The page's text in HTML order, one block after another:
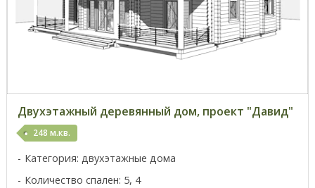
Двухэтажный деревянный дом, проект "Давид"
248 м.кв.
Категория: двухэтажные дома
Количество спален: 5, 4